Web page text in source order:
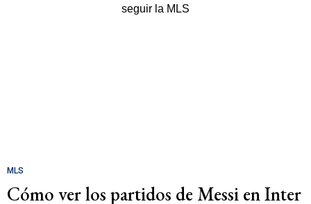
MLS
Cómo ver los partidos de Messi en Inter